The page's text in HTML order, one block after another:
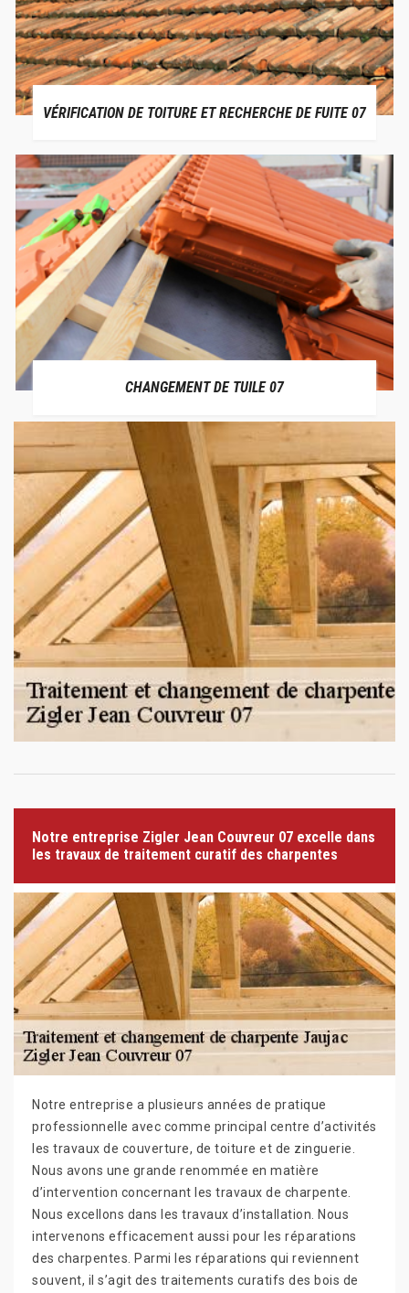
VÉRIFICATION DE TOITURE ET RECHERCHE DE FUITE 07
CHANGEMENT DE TUILE 07
Notre entreprise Zigler Jean Couvreur 07 excelle dans
les travaux de traitement curatif des charpentes
Notre entreprise a plusieurs années de pratique
professionnelle avec comme principal centre d’activités
les travaux de couverture, de toiture et de zinguerie.
Nous avons une grande renommée en matière
d’intervention concernant les travaux de charpente.
Nous excellons dans les travaux d’installation. Nous
intervenons efficacement aussi pour les réparations
des charpentes. Parmi les réparations qui reviennent
souvent, il s’agit des traitements curatifs des bois de